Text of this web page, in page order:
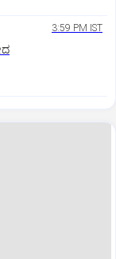
3:59 PM IST